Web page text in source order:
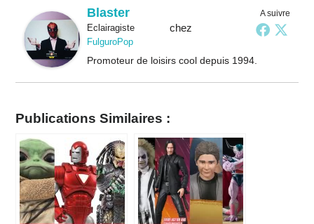
A suivre
Blaster
Eclairagistechez
FulguroPop
Promoteur de loisirs cool depuis 1994.
Publications Similaires :